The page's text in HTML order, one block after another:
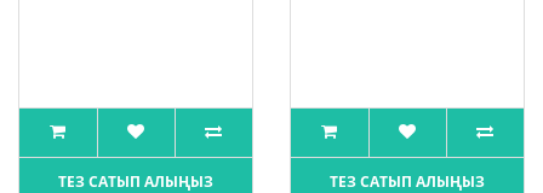
ТЕЗ САТЫП АЛЫҢЫЗ ТЕЗ САТЫП АЛЫҢЫЗ